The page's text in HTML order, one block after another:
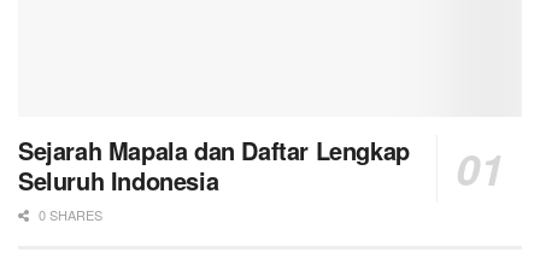
Sejarah Mapala dan Daftar Lengkap
Seluruh Indonesia
0 SHARES